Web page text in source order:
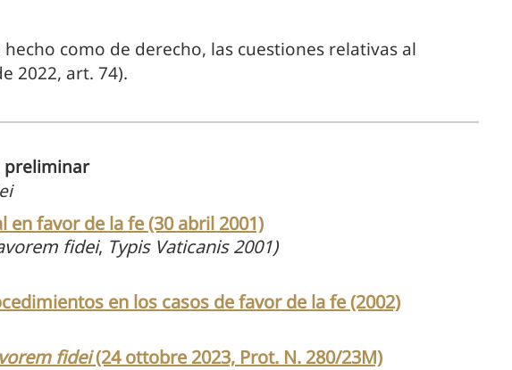
como de derecho, las cuestiones relativas al
2022, art. 74).
preliminar
favor de la fe (30 abril 2001)
fidei, Typis Vaticanis 2001)
en los casos de favor de la fe (2002)
fidei(24 ottobre 2023, Prot. N. 280/23M)